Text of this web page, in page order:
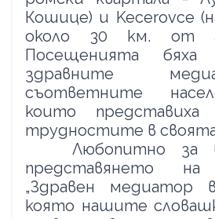
Кошице) и Kecerovce
около 30 км. от
Посещенията
здравните
съответните
които
трудностите в
Любопитно за
представянето на
„Здравен медиатор
която нашите